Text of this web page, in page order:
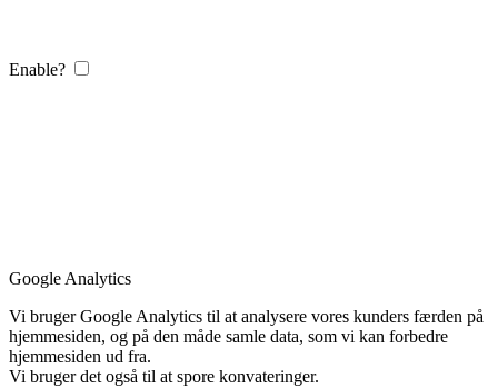
Enable?
Google Analytics
Vi bruger Google Analytics til at analysere vores kunders færden på
hjemmesiden, og på den måde samle data, som vi kan forbedre
hjemmesiden ud fra.
Vi bruger det også til at spore konvateringer.